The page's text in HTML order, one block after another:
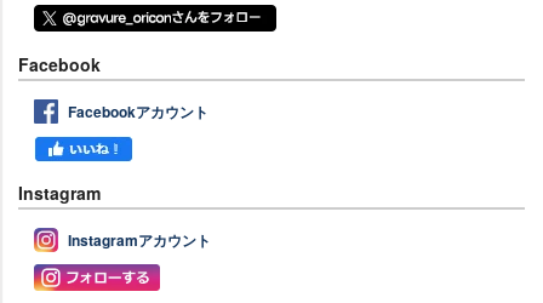
Facebook
Facebookアカウント
Instagram
Instagramアカウント